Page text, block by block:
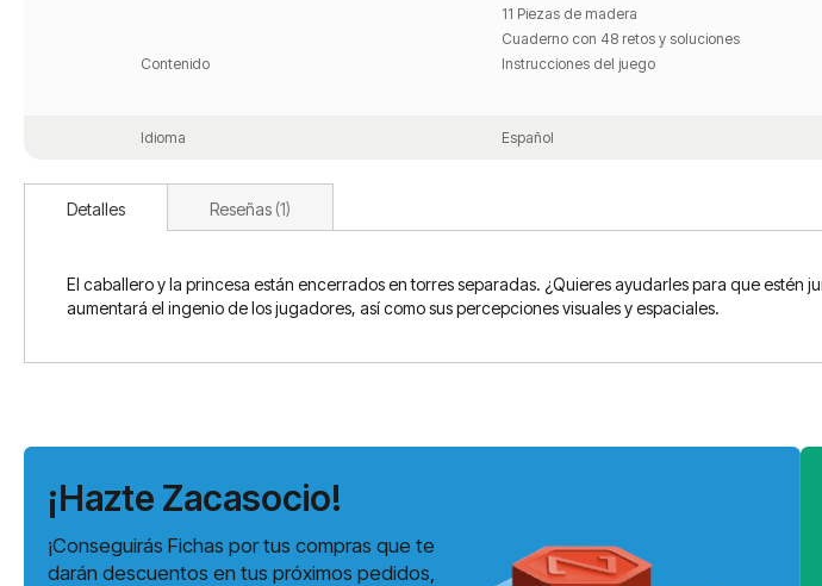
Contenido
11 Piezas de madera
Cuaderno con 48 retos y soluciones
Instrucciones del juego
Idioma Español
Detalles
El caballero y la princesa están encerrados en torres separadas. ¿Quieres ayudarles para que estén
aumentará el ingenio de los jugadores, así como sus percepciones visuales y espaciales.
Reseñas 1
¡Hazte Zacasocio!
¡Conseguirás Fichas por tus compras que te
darán descuentos en tus próximos pedidos,